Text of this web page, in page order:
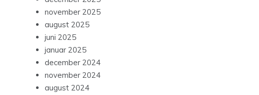
november 2025
august 2025
juni 2025
januar 2025
december 2024
november 2024
august 2024